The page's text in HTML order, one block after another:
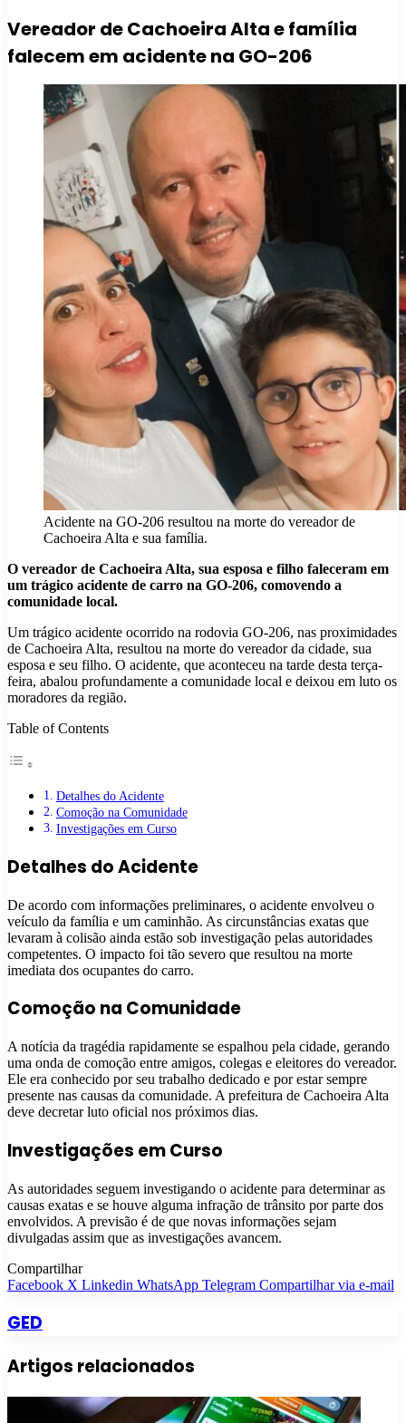
Vereador de Cachoeira Alta e família
falecem em acidente na GO-206
Acidente na GO-206 resultou na morte do vereador de
Cachoeira Alta e sua família.
O vereador de Cachoeira Alta, sua esposa e filho faleceram em
um trágico acidente de carro na GO-206, comovendo a
comunidade local.
Um trágico acidente ocorrido na rodovia GO-206, nas proximidades
de Cachoeira Alta, resultou na morte do vereador da cidade, sua
esposa e seu filho. O acidente, que aconteceu na tarde desta terça-
feira, abalou profundamente a comunidade local e deixou em luto os
moradores da região.
Table of Contents
Detalhes do Acidente
Comoção na Comunidade
Investigações em Curso
Detalhes do Acidente
De acordo com informações preliminares, o acidente envolveu o
veículo da família e um caminhão. As circunstâncias exatas que
levaram à colisão ainda estão sob investigação pelas autoridades
competentes. O impacto foi tão severo que resultou na morte
imediata dos ocupantes do carro.
Comoção na Comunidade
A notícia da tragédia rapidamente se espalhou pela cidade, gerando
uma onda de comoção entre amigos, colegas e eleitores do vereador.
Ele era conhecido por seu trabalho dedicado e por estar sempre
presente nas causas da comunidade. A prefeitura de Cachoeira Alta
deve decretar luto oficial nos próximos dias.
Investigações em Curso
As autoridades seguem investigando o acidente para determinar as
causas exatas e se houve alguma infração de trânsito por parte dos
envolvidos. A previsão é de que novas informações sejam
divulgadas assim que as investigações avancem.
Compartilhar
Facebook X Linkedin WhatsApp Telegram Compartilhar via e-mail
GED
Artigos relacionados